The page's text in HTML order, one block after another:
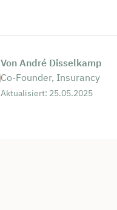
Von André Disselkamp
Co-Founder, Insurancy
Aktualisiert: 25.05.2025